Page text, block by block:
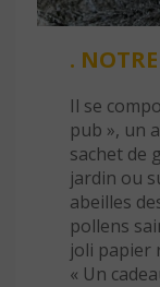
.
Il se
pub », un
sachet de
jardin ou
abeilles
pollens
joli papier
« Un